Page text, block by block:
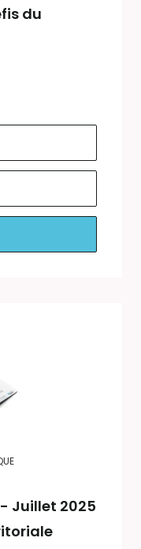
du
Juillet 2025